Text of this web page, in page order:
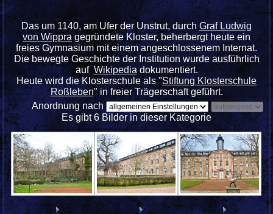
Das um 1140, am Ufer der Unstrut, durch Graf Ludwig
von Wippragegründete Kloster, beherbergt heute ein
freies Gymnasium mit einem angeschlossenem Internat.
Die bewegte Geschichte der Institution wurde ausführlich
auf Wikipediadokumentiert.
Heute wird die Klosterschule als "Stiftung Klosterschule
Roßleben" in freier Trägerschaft geführt.
Anordnung nach
Es gibt 6 Bilder in dieser Kategorie